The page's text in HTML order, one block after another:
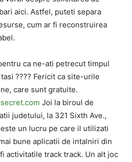
aici. Astfel, puteti separa
cum ar fi reconstruirea
ca ne-ati petrecut timpul
???? Fericit ca site-urile
care sunt gratuite.
Joi la biroul de
judetului, la 321 Sixth Ave.,
un lucru pe care il utilizati
bune aplicatii de intalniri din
activitatile track track. Un alt joc